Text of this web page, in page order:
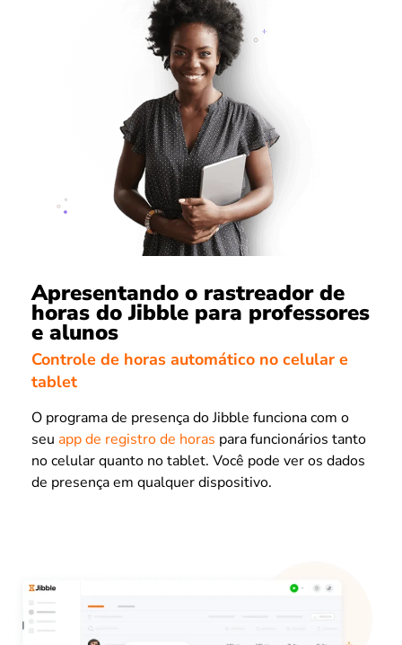
Apresentando o rastreador de
horas do Jibble para professores
e alunos
Controle de horas automático no celular e
tablet
O programa de presença do Jibble funciona com o
seu app de registro de horas para funcionários tanto
no celular quanto no tablet. Você pode ver os dados
de presença em qualquer dispositivo.